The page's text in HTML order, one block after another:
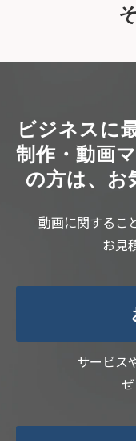
ビジネスに
制作・動画
の方は、お
動画に関するこ
お見
サービス